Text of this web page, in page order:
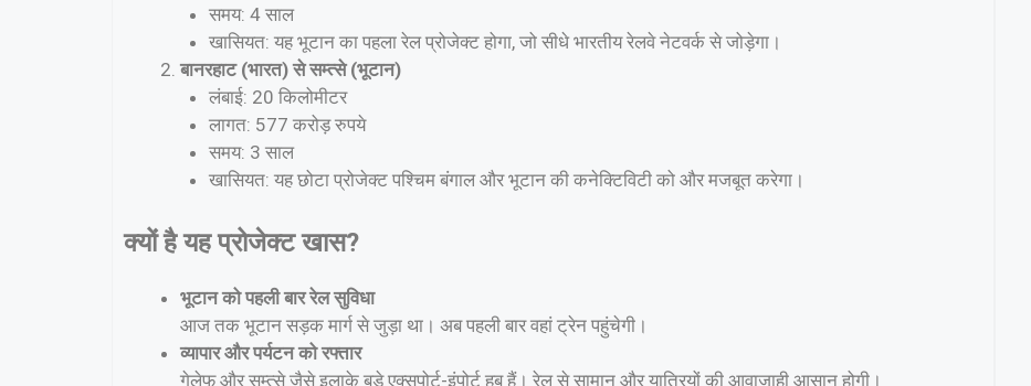
समय: 4 साल
खासियत: यह भूटान का पहला रेल प्रोजेक्ट होगा, जो सीधे भारतीय रेलवे नेटवर्क से जोड़ेगा।
बानरहाट (भारत) से सम्त्से (भूटान)
लंबाई: 20 किलोमीटर
लागत: 577 करोड़ रुपये
समय: 3 साल
खासियत: यह छोटा प्रोजेक्ट पश्चिम बंगाल और भूटान की कनेक्टिविटी को और मजबूत करेगा।
क्यों है यह प्रोजेक्ट खास?
भूटान को पहली बार रेल सुविधा
आज तक भूटान सड़क मार्ग से जुड़ा था। अब पहली बार वहां ट्रेन पहुंचेगी।
व्यापार और पर्यटन को रफ्तार
गेलेफू और सम्त्से जैसे इलाके बड़े एक्सपोर्ट-इंपोर्ट हब हैं। रेल से सामान और यात्रियों की आवाजाही आसान होगी।